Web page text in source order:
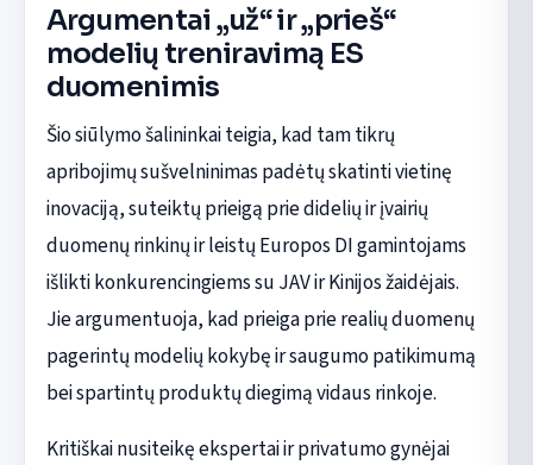
Argumentai „už“ ir „prieš“
modelių treniravimą ES
duomenimis
Šio siūlymo šalininkai teigia, kad tam tikrų
apribojimų sušvelninimas padėtų skatinti vietinę
inovaciją, suteiktų prieigą prie didelių ir įvairių
duomenų rinkinų ir leistų Europos DI gamintojams
išlikti konkurencingiems su JAV ir Kinijos žaidėjais.
Jie argumentuoja, kad prieiga prie realių duomenų
pagerintų modelių kokybę ir saugumo patikimumą
bei spartintų produktų diegimą vidaus rinkoje.
Kritiškai nusiteikę ekspertai ir privatumo gynėjai